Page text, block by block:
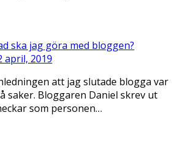
ska jag göra med bloggen?
april, 2019
att jag slutade blogga var
saker. Bloggaren Daniel skrev ut
som personen…